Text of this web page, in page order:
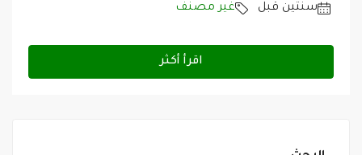
‏سنتين قبل غير مصنف
اقرأ أكثر